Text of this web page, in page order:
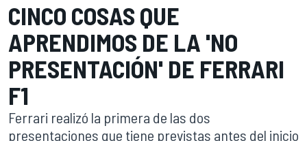
CINCO COSAS QUE
APRENDIMOS DE LA 'NO
PRESENTACIÓN' DE FERRARI
F1
Ferrari realizó la primera de las dos
presentaciones que tiene previstas antes del inicio